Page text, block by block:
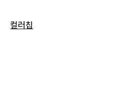
컬러칩